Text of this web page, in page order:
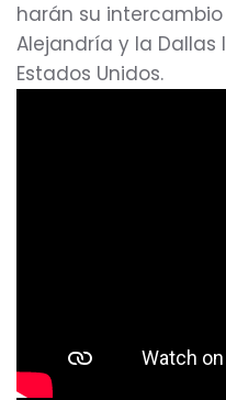
harán su
Alejandría y la Dallas
Estados Unidos.